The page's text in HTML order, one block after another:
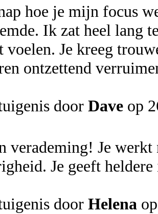
hoe je mijn focus
Ik zat heel lang
voelen. Je kreeg
ontzettend
door Dave op
verademing! Je
Je geeft
door Helena